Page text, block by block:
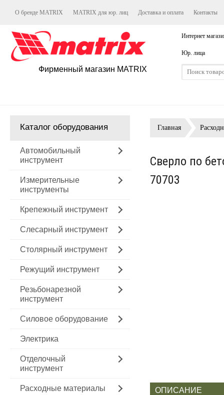
О бренде MATRIX MATRIX для юр. лиц Доставка и оплата Контакты
Фирменный магазин MATRIX
Интернет
Юр. лица
Каталог оборудования
Автомобильный
инструмент
Измерительные
инструменты
Крепежный инструмент
Слесарный инструмент
Столярный инструмент
Режущий инструмент
Резьбонарезной
инструмент
Силовое оборудование
Электрика
Отделочный
инструмент
Расходные материалы
Главная
Сверло по
70703
ОПИСАНИЕ